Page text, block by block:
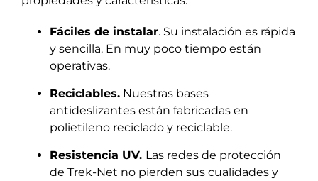
Fáciles de instalar. Su instalación es rápida
y sencilla. En muy poco tiempo están
operativas.
Reciclables. Nuestras bases
antideslizantes están fabricadas en
polietileno reciclado y reciclable.
Resistencia UV. Las redes de protección
de Trek-Net no pierden sus cualidades y